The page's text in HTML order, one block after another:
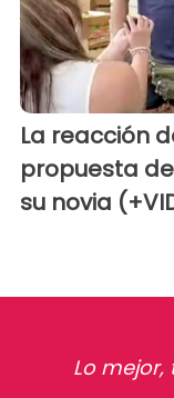
La reacción
propuesta
su novia
Lo